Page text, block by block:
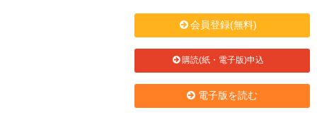
会員登録(無料)
購読(紙・電子版)申込
電子版を読む